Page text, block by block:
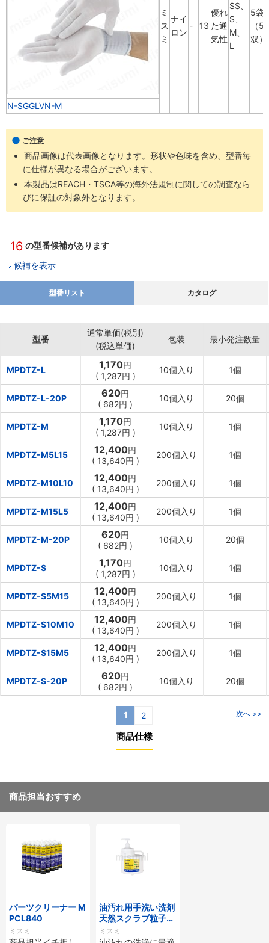
ミ
ス
ミ
ナイ
ロン
- 13
優れ
た通
気性
SS、
S、
M、
L
5袋
（50
双）
N-SGGLVN-M
ご注意
商品画像は代表画像となります。形状や色味を含め、型番毎
に仕様が異なる場合がございます。
本製品はREACH・TSCA等の海外法規制に関しての調査なら
びに保証の対象外となります。
16 の型番候補があります
候補を表示
型番リスト カタログ
型番
通常単価(税別)
(税込単価)
包装 最小発注数量
MPDTZ-L 1,170円
( 1,287円 )
10個入り 1個
MPDTZ-L-20P 620円
( 682円 )
10個入り 20個
MPDTZ-M 1,170円
( 1,287円 )
10個入り 1個
MPDTZ-M5L15 12,400円
( 13,640円 )
200個入り 1個
MPDTZ-M10L10 12,400円
( 13,640円 )
200個入り 1個
MPDTZ-M15L5 12,400円
( 13,640円 )
200個入り 1個
MPDTZ-M-20P 620円
( 682円 )
10個入り 20個
MPDTZ-S 1,170円
( 1,287円 )
10個入り 1個
MPDTZ-S5M15 12,400円
( 13,640円 )
200個入り 1個
MPDTZ-S10M10 12,400円
( 13,640円 )
200個入り 1個
MPDTZ-S15M5 12,400円
( 13,640円 )
200個入り 1個
MPDTZ-S-20P 620円
( 682円 )
10個入り 20個
1 2 次へ >>
商品仕様
商品担当おすすめ
パーツクリーナー M
PCL840
ミスミ
油汚れ用手洗い洗剤
天然スクラブ粒子入
（アロエエキス配
合）
ミスミ